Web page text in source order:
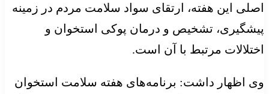
اصلی این هفته، ارتقای سواد سلامت مردم در زمینه
پیشگیری، تشخیص و درمان پوکی استخوان و
اختلالات مرتبط با آن است.
وی اظهار داشت: برنامه‌های هفته سلامت استخوان